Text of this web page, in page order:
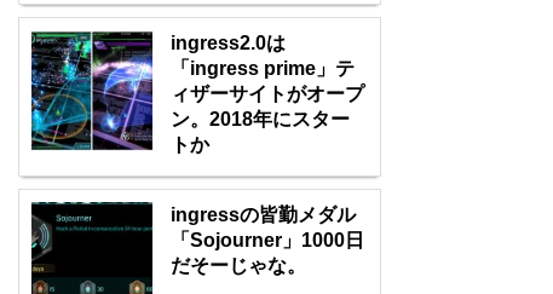
ingress2.0は
「ingress prime」テ
ィザーサイトがオープ
ン。2018年にスター
トか
ingressの皆勤メダル
「Sojourner」1000日
だそーじゃな。